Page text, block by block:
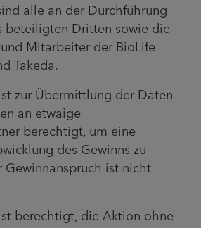
alle an der Durchführung
beteiligten Dritten sowie die
Mitarbeiter der BioLife
Takeda.
zur Übermittlung der Daten
an etwaige
berechtigt, um eine
des Gewinns zu
Gewinnanspruch ist nicht
berechtigt, die Aktion ohne